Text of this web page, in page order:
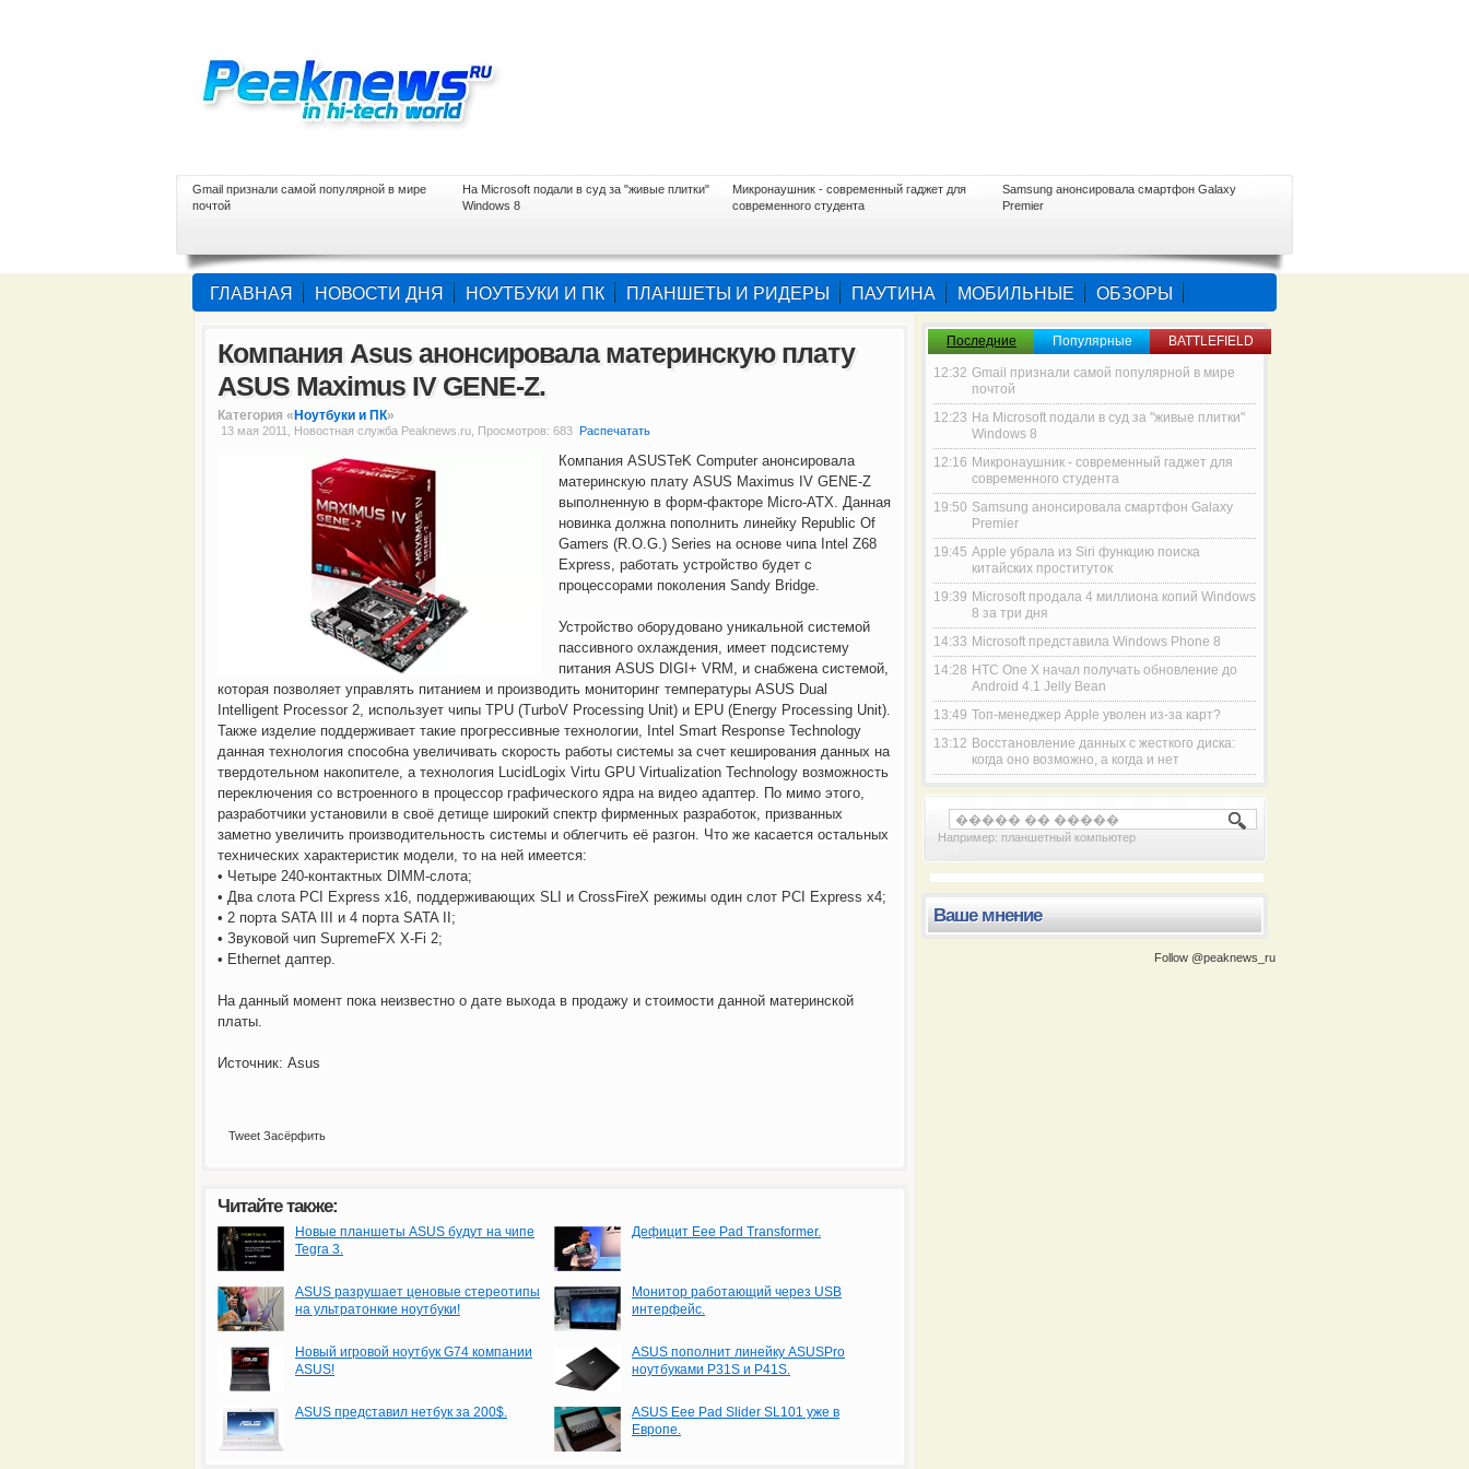
Gmail, принадлежащий Google, стал самым
Gmail признали самой популярной в мире
почтой
Малоизвестная компания SurfCast подала на
На Microsoft подали в суд за "живые плитки"
Windows 8
Каждый студент мечтает чувствовать себя
Микронаушник - современный гаджет для
современного студента
Samsung анонсировала смартфон Galaxy
Premier
ГЛАВНАЯ НОВОСТИ ДНЯ НОУТБУКИ И ПК ПЛАНШЕТЫ И РИДЕРЫ ПАУТИНА МОБИЛЬНЫЕ ОБЗОРЫ
Компания Asus анонсировала материнскую плату
ASUS Maximus IV GENE-Z.
Категория « Ноутбуки и ПК»
13 мая 2011, Новостная служба Peaknews.ru, Просмотров: 683 Распечатать
Компания ASUSTeK Computer анонсировала
материнскую плату ASUS Maximus IV GENE-Z
выполненную в форм-факторе Micro-ATX. Данная
новинка должна пополнить линейку Republic Of
Gamers (R.O.G.) Series на основе чипа Intel Z68
Express, работать устройство будет с
процессорами поколения Sandy Bridge.
Устройство оборудовано уникальной системой
пассивного охлаждения, имеет подсистему
питания ASUS DIGI+ VRM, и снабжена системой,
которая позволяет управлять питанием и производить мониторинг температуры ASUS Dual
Intelligent Processor 2, использует чипы TPU (TurboV Processing Unit) и EPU (Energy Processing Unit).
Также изделие поддерживает такие прогрессивные технологии, Intel Smart Response Technology
данная технология способна увеличивать скорость работы системы за счет кеширования данных на
твердотельном накопителе, а технология LucidLogix Virtu GPU Virtualization Technology возможность
переключения со встроенного в процессор графического ядра на видео адаптер. По мимо этого,
разработчики установили в своё детище широкий спектр фирменных разработок, призванных
заметно увеличить производительность системы и облегчить её разгон. Что же касается остальных
технических характеристик модели, то на ней имеется:
• Четыре 240-контактных DIMM-слота;
• Два слота PCI Express x16, поддерживающих SLI и CrossFireX режимы один слот PCI Express x4;
• 2 порта SATA III и 4 порта SATA II;
• Звуковой чип SupremeFX X-Fi 2;
• Ethernet даптер.
На данный момент пока неизвестно о дате выхода в продажу и стоимости данной материнской
платы.
Источник: Asus
Tweet Засёрфить
Читайте также:
Новые планшеты ASUS будут на чипе
Tegra 3.
Дефицит Eee Pad Transformer.
ASUS разрушает ценовые стереотипы
на ультратонкие ноутбуки!
Монитор работающий через USB
интерфейс.
Новый игровой ноутбук G74 компании
ASUS!
ASUS пополнит линейку ASUSPro
ноутбуками P31S и P41S.
ASUS представил нетбук за 200$.
ASUS Eee Pad Slider SL101 уже в
Европе.
Последние Популярные BATTLEFIELD
12:32 Gmail признали самой популярной в мире
почтой
12:23 На Microsoft подали в суд за "живые плитки"
Windows 8
12:16 Микронаушник - современный гаджет для
современного студента
19:50 Samsung анонсировала смартфон Galaxy
Premier
19:45 Apple убрала из Siri функцию поиска
китайских проституток
19:39 Microsoft продала 4 миллиона копий Windows
8 за три дня
14:33 Microsoft представила Windows Phone 8
14:28 HTC One X начал получать обновление до
Android 4.1 Jelly Bean
13:49 Топ-менеджер Apple уволен из-за карт?
13:12 Восстановление данных с жесткого диска:
когда оно возможно, а когда и нет
Например: планшетный компьютер
Ваше мнение
Follow @peaknews_ru